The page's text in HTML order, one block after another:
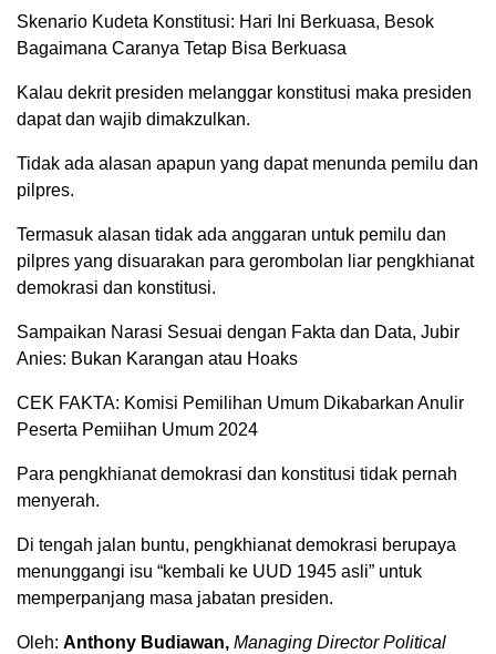
Skenario Kudeta Konstitusi: Hari Ini Berkuasa, Besok
Bagaimana Caranya Tetap Bisa Berkuasa
Kalau dekrit presiden melanggar konstitusi maka presiden
dapat dan wajib dimakzulkan.
Tidak ada alasan apapun yang dapat menunda pemilu dan
pilpres.
Termasuk alasan tidak ada anggaran untuk pemilu dan
pilpres yang disuarakan para gerombolan liar pengkhianat
demokrasi dan konstitusi.
Sampaikan Narasi Sesuai dengan Fakta dan Data, Jubir
Anies: Bukan Karangan atau Hoaks
CEK FAKTA: Komisi Pemilihan Umum Dikabarkan Anulir
Peserta Pemiihan Umum 2024
Para pengkhianat demokrasi dan konstitusi tidak pernah
menyerah.
Di tengah jalan buntu, pengkhianat demokrasi berupaya
menunggangi isu “kembali ke UUD 1945 asli” untuk
memperpanjang masa jabatan presiden.
Oleh: Anthony Budiawan, Managing Director Political